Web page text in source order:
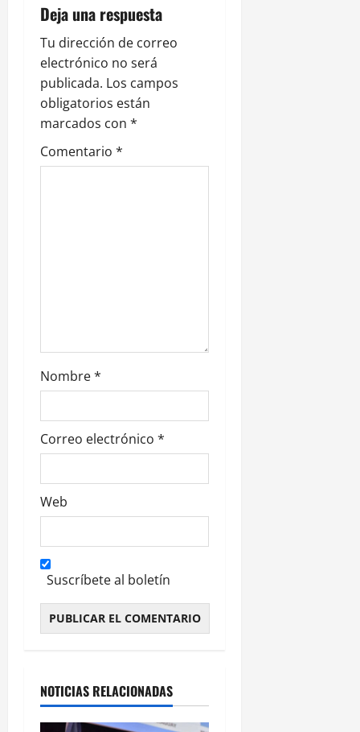
n
d
e
e
n
a
s
Deja una respuesta
Tu dirección de correo
electrónico no será
publicada. Los campos
obligatorios están
marcados con *
Comentario *
Nombre*
Correo electrónico *
Web
Suscríbete al boletín
NOTICIAS RELACIONADAS